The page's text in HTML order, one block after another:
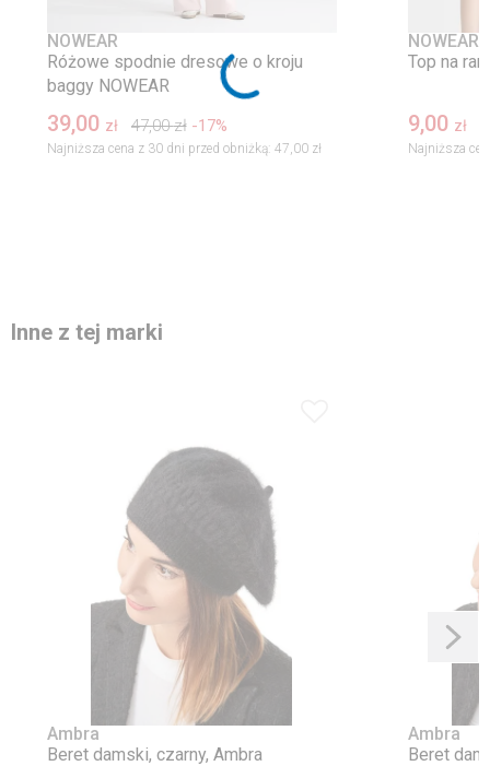
NOWEAR
Różowe spodnie dresowe o kroju
baggy NOWEAR
39,00 zł 47,00 zł -17%
Najniższa cena z 30 dni przed obniżką: 47,00 zł
NOWEAR
Top na
9,00 zł
Najniższa
Inne z tej marki
Ambra
Beret damski, czarny, Ambra
Ambra
Beret